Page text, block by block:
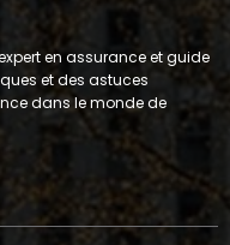
en assurance et guide
et des astuces
dans le monde de